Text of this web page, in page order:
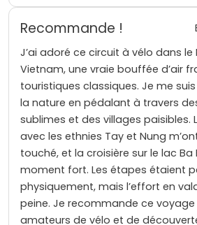
Recommande !
J’ai adoré ce circuit à vélo dans le
Vietnam, une vraie bouffée d’air
touristiques classiques. Je me
la nature en pédalant à travers
sublimes et des villages paisibles.
avec les ethnies Tay et Nung
touché, et la croisière sur le lac Ba
moment fort. Les étapes étaient
physiquement, mais l’effort en
peine. Je recommande ce
amateurs de vélo et de